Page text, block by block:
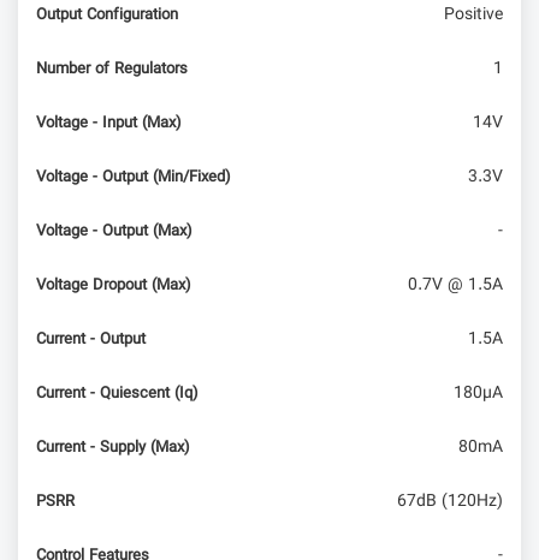
Output Configuration Positive
Number of Regulators 1
Voltage - Input (Max) 14V
Voltage - Output (Min/Fixed) 3.3V
Voltage - Output (Max) -
Voltage Dropout (Max) 0.7V @ 1.5A
Current - Output 1.5A
Current - Quiescent (Iq) 180µA
Current - Supply (Max) 80mA
PSRR 67dB (120Hz)